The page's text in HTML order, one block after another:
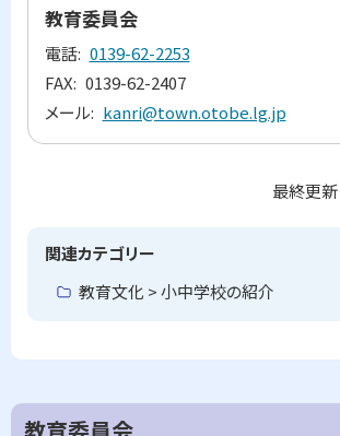
学
校
だ
問
教育委員会
電話 0139-62-2253
FAX 0139-62-2407
メール
kanri@town.otobe.lg.jp
最終更
関連カテゴリー
教育文化 > 小中学校の紹介
サ